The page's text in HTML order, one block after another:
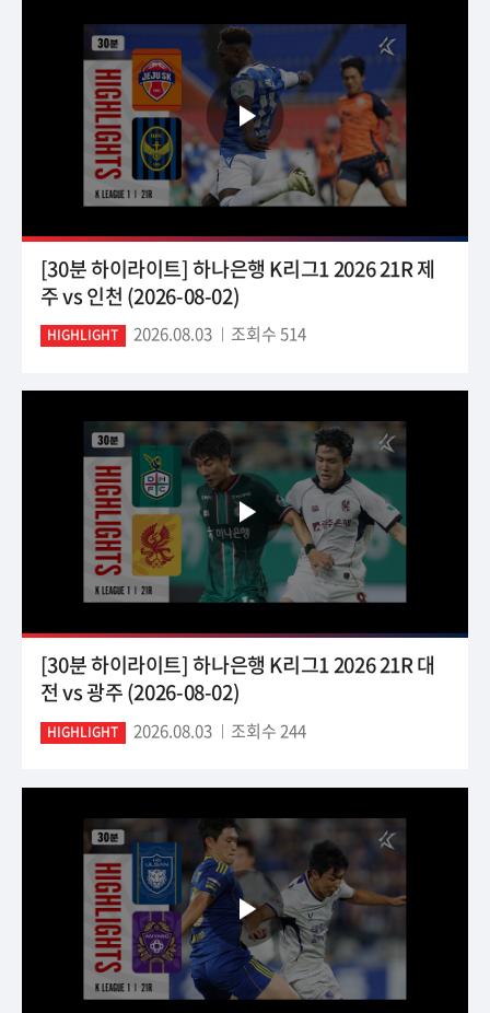
[30분 하이라이트] 하나은행 K리그1 2026 21R 제
주 vs 인천 (2026-08-02)
HIGHLIGHT 2026.08.03 조회수 514
[30분 하이라이트] 하나은행 K리그1 2026 21R 대
전 vs 광주 (2026-08-02)
HIGHLIGHT 2026.08.03 조회수 244